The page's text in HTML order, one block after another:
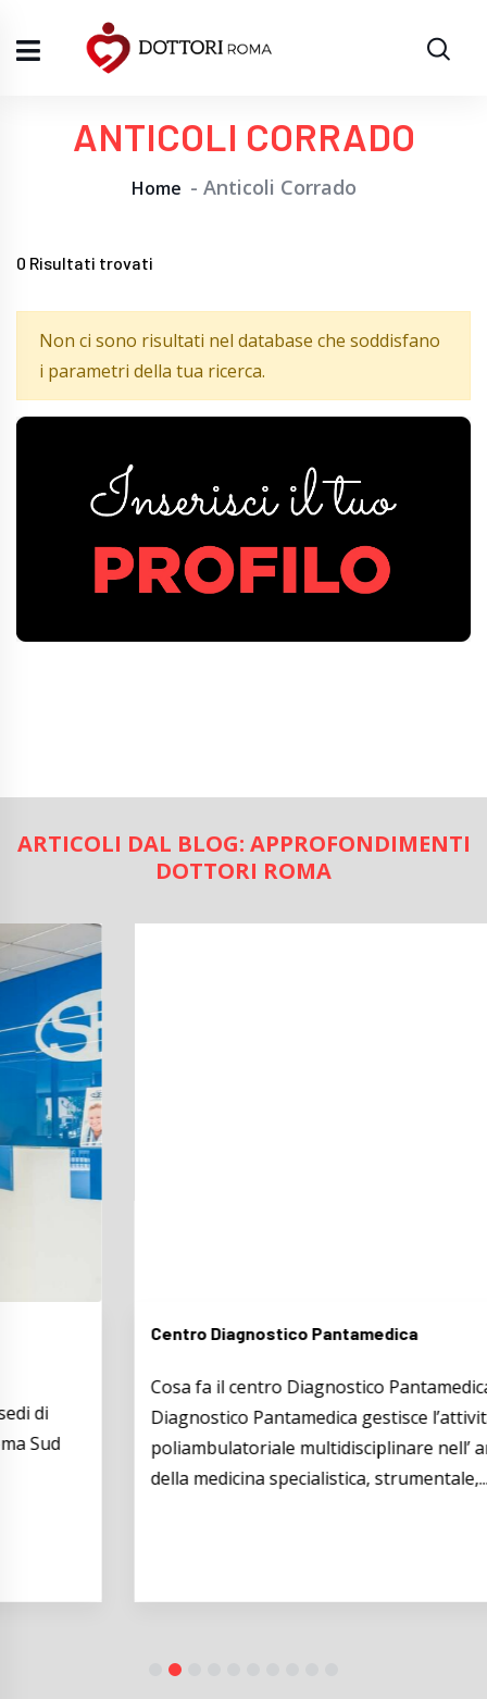
ANTICOLI CORRADO
Home Anticoli Corrado
0 Risultati trovati
Non ci sono risultati nel database che soddisfano
i parametri della tua ricerca.
ARTICOLI DAL BLOG: APPROFONDIMENTI
DOTTORI ROMA
Centro Diagnostico Pantamedica
Cosa fa il centro Diagnostico Pantamedica Il Centro
Diagnostico Pantamedica gestisce l’attività
poliambulatoriale multidisciplinare nell’ ambito
della medicina specialistica, strumentale,...